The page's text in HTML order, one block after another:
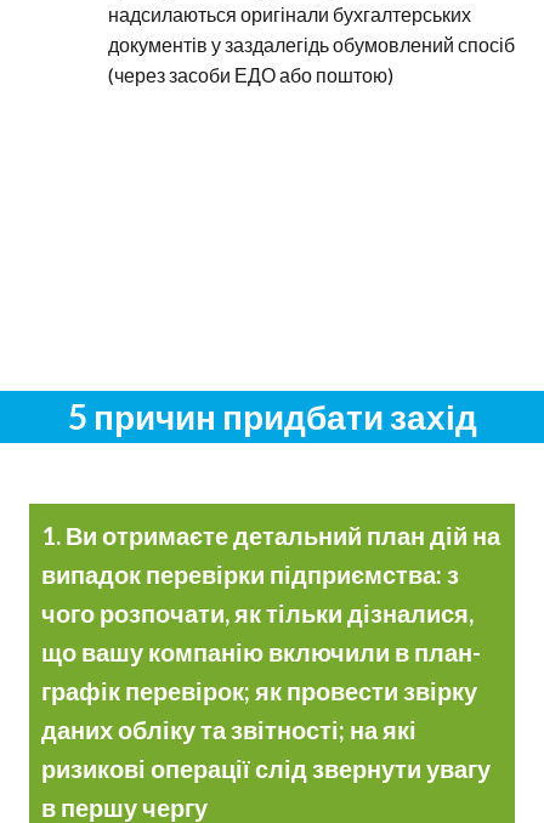
надсилаються оригінали бухгалтерських
документів у заздалегідь обумовлений спосіб
(через засоби ЕДО або поштою)
5 причин придбати захід
1. Ви отримаєте детальний план дій на
випадок перевірки підприємства: з
чого розпочати, як тільки дізналися,
що вашу компанію включили в план-
графік перевірок; як провести звірку
даних обліку та звітності; на які
ризикові операції слід звернути увагу
в першу чергу